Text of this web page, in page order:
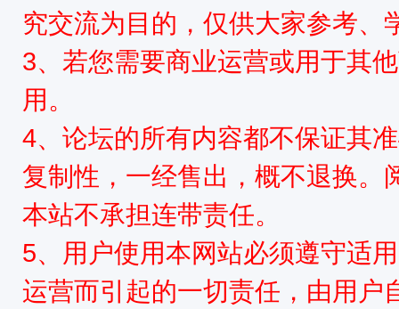
究交流为目的，仅供大家参考、
3、若您需要商业运营或用于其
用。
4、论坛的所有内容都不保证其
复制性，一经售出，概不退换。
本站不承担连带责任。
5、用户使用本网站必须遵守适
运营而引起的一切责任，由用户